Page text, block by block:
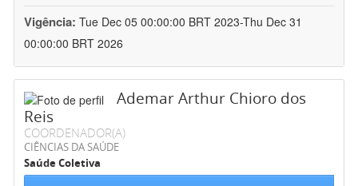
Vigência: Tue Dec 05 00:00:00 BRT 2023-Thu Dec 31
00:00:00 BRT 2026
Ademar Arthur Chioro dos
Reis
COORDENADOR(A)
CIÊNCIAS DA SAÚDE
Saúde Coletiva